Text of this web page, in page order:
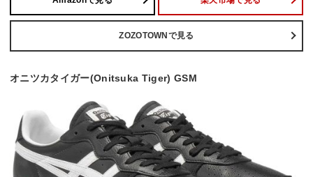
ZOZOTOWNで見る
オニツカタイガー(Onitsuka Tiger) GSM